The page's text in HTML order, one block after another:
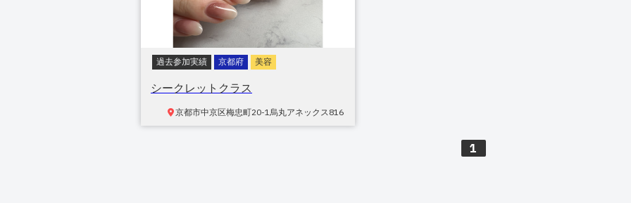
過去参加実績 京都府 美容
シークレットクラス
京都市中京区梅忠町20-1烏丸アネックス816
1